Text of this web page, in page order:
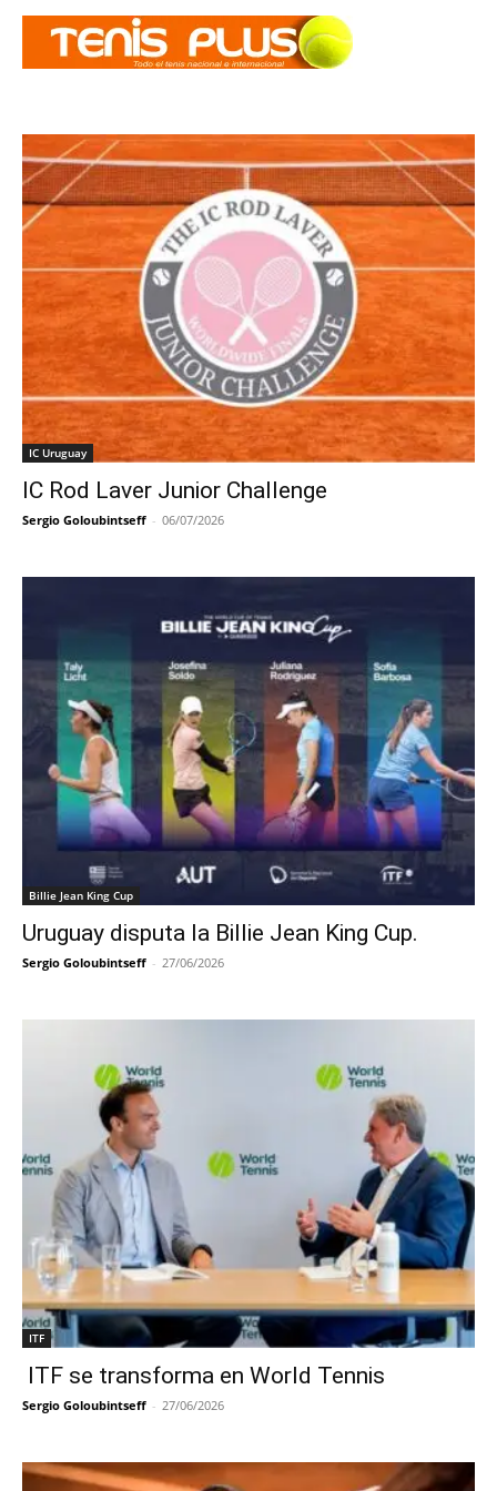
IC Uruguay
IC Rod Laver Junior Challenge
Sergio Goloubintseff - 06/07/2026
Billie Jean King Cup
Uruguay disputa la Billie Jean King Cup.
Sergio Goloubintseff - 27/06/2026
ITF
ITF se transforma en World Tennis
Sergio Goloubintseff - 27/06/2026